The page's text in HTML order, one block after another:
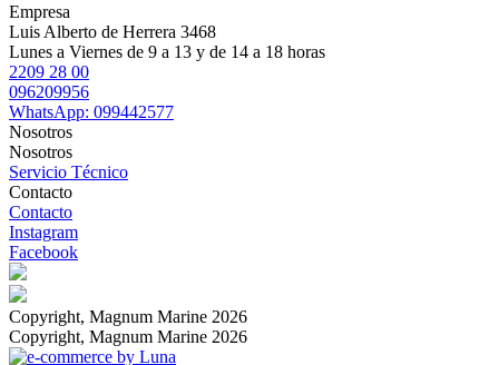
Empresa
Luis Alberto de Herrera 3468
Lunes a Viernes de 9 a 13 y de 14 a 18 horas
2209 28 00
096209956
WhatsApp: 099442577
Nosotros
Nosotros
Servicio Técnico
Contacto
Contacto
Instagram
Facebook
Copyright, Magnum Marine 2026
Copyright, Magnum Marine 2026